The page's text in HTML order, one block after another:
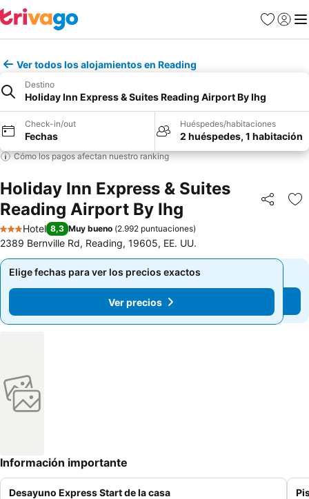
Favoritos
Iniciar
Ver todos los alojamientos en Reading
Destino
Holiday Inn Express & Suites Reading Airport By Ihg
Check-in/out
Fechas
Huéspedes/habitaciones
2 huéspedes, 1 habitación
Cómo los pagos afectan nuestro ranking
Holiday Inn Express & Suites
Reading Airport By Ihg
Compartir
3 Estrellas
Hotel 8,3 Muy bueno (2.992 puntuaciones)
2389 Bernville Rd, Reading, 19605, EE. UU.
Elige fechas para ver los precios exactos
Ver precios
Elige fechas para ver los precios exactos
Ver precios
Información importante
Desayuno Express Start de la casa